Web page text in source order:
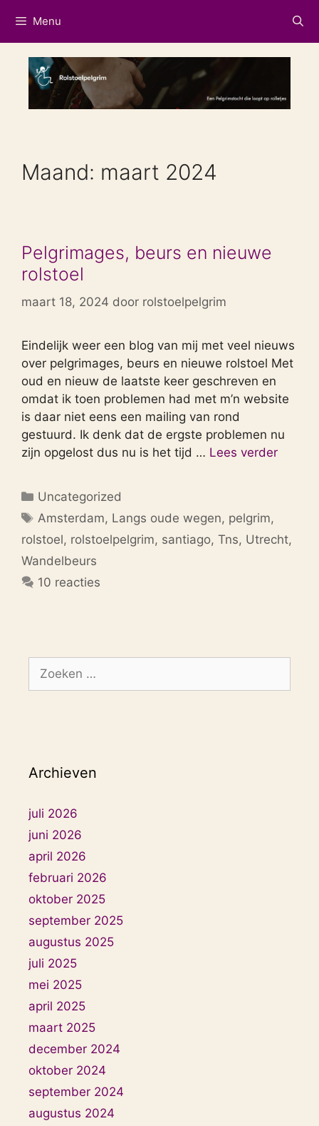
naar
de
inhoud
Menu
Maand: maart 2024
Pelgrimages, beurs en nieuwe
rolstoel
maart 18, 2024 door rolstoelpelgrim
Eindelijk weer een blog van mij met veel nieuws
over pelgrimages, beurs en nieuwe rolstoel Met
oud en nieuw de laatste keer geschreven en
omdat ik toen problemen had met m’n website
is daar niet eens een mailing van rond
gestuurd. Ik denk dat de ergste problemen nu
zijn opgelost dus nu is het tijd … Lees verder
Categorieën
Uncategorized
Tags
Amsterdam, Langs oude wegen, pelgrim,
rolstoel, rolstoelpelgrim, santiago, Tns, Utrecht,
Wandelbeurs
10 reacties
naar:
Archieven
juli 2026
juni 2026
april 2026
februari 2026
oktober 2025
september 2025
augustus 2025
juli 2025
mei 2025
april 2025
maart 2025
december 2024
oktober 2024
september 2024
augustus 2024